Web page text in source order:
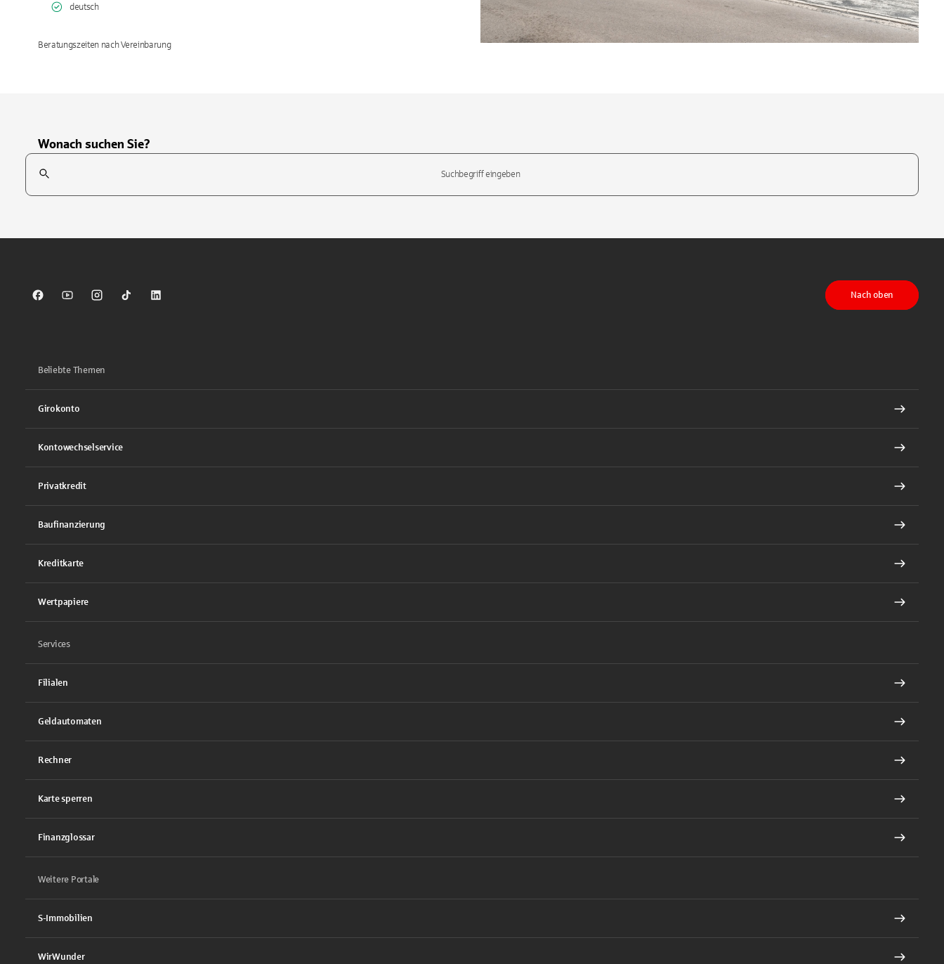
deutsch
Beratungszeiten nach Vereinbarung
Wonach suchen Sie?
Suchfeld
Sparkasse auf Facebook
Sparkasse auf Youtube
Sparkasse auf Instagram
Sparkasse auf TikTok
Sparkasse auf LinkedIn
Nach oben
Beliebte Themen
Girokonto
Kontowechselservice
Privatkredit
Baufinanzierung
Kreditkarte
Wertpapiere
Services
Filialen
Geldautomaten
Rechner
Karte sperren
Finanzglossar
Weitere Portale
S-Immobilien
WirWunder